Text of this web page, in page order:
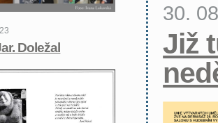
Doležal
30.
Již